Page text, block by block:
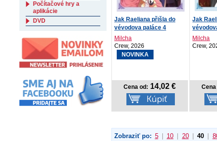
Jak Raeliana přišla do
vévodova paláce 4
Milcha
Crew, 2026
NOVINKA
Cena od: 14,02 €
Jak
Milcha
Crew,
Zobraziť po: 5 10 20 40
Počítačové hry a
aplikácie
DVD